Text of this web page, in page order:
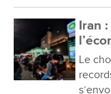
Iran
Le